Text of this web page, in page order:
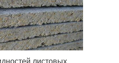
листовых